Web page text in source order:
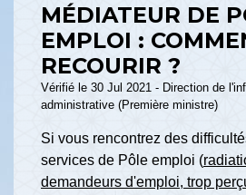
MÉDIATEUR DE
EMPLOI :
RECOURIR ?
Vérifié le 30 Jul 2021 - Direction de
administrative (Première ministre)
Si vous rencontrez des
services de Pôle emploi (
demandeurs d'emploi, trop